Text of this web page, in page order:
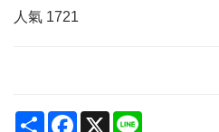
人氣 1721
Share Facebook
X